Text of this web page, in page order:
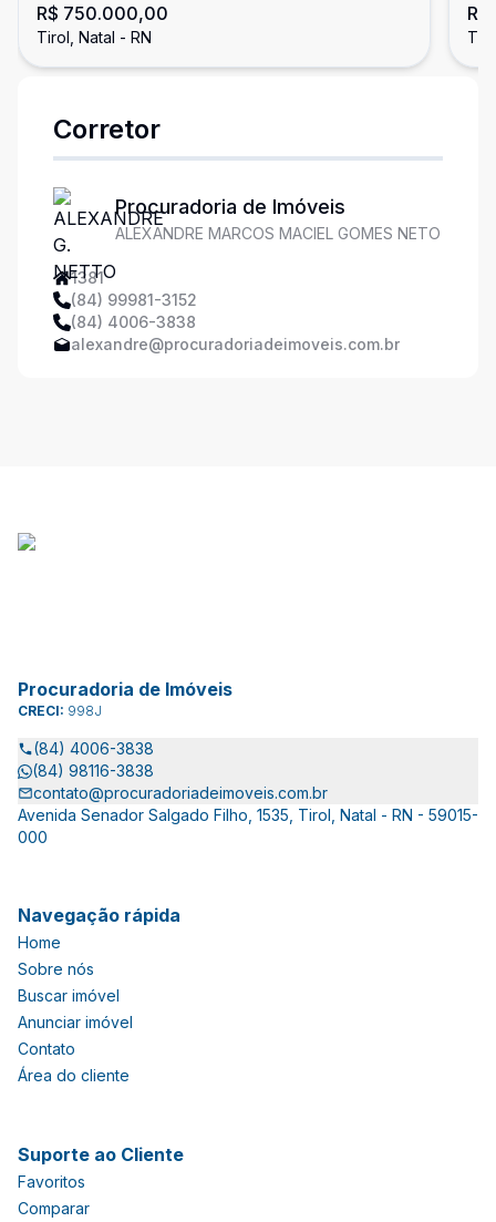
VISTA PARA O PARQUE DAS DUNAS
R$ 750.000,00
Tirol, Natal - RN
Corretor
Procuradoria de Imóveis
ALEXANDRE MARCOS MACIEL GOMES NETO
1381
(84) 99981-3152
(84) 4006-3838
alexandre@procuradoriadeimoveis.com.br
Procuradoria de Imóveis
CRECI: 998J
(84) 4006-3838
(84) 98116-3838
contato@procuradoriadeimoveis.com.br
Avenida Senador Salgado Filho, 1535, Tirol, Natal - RN - 59015-
000
Navegação rápida
Home
Sobre nós
Buscar imóvel
Anunciar imóvel
Contato
Área do cliente
Suporte ao Cliente
Favoritos
Comparar